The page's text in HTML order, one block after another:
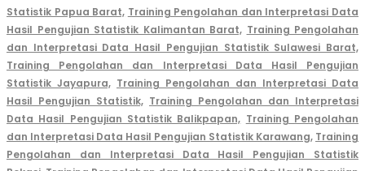
Statistik Papua Barat, Training Pengolahan dan Interpretasi Data
Hasil Pengujian Statistik Kalimantan Barat, Training Pengolahan
dan Interpretasi Data Hasil Pengujian Statistik Sulawesi Barat,
Training Pengolahan dan Interpretasi Data Hasil Pengujian
Statistik Jayapura, Training Pengolahan dan Interpretasi Data
Hasil Pengujian Statistik, Training Pengolahan dan Interpretasi
Data Hasil Pengujian Statistik Balikpapan, Training Pengolahan
dan Interpretasi Data Hasil Pengujian Statistik Karawang, Training
Pengolahan dan Interpretasi Data Hasil Pengujian Statistik